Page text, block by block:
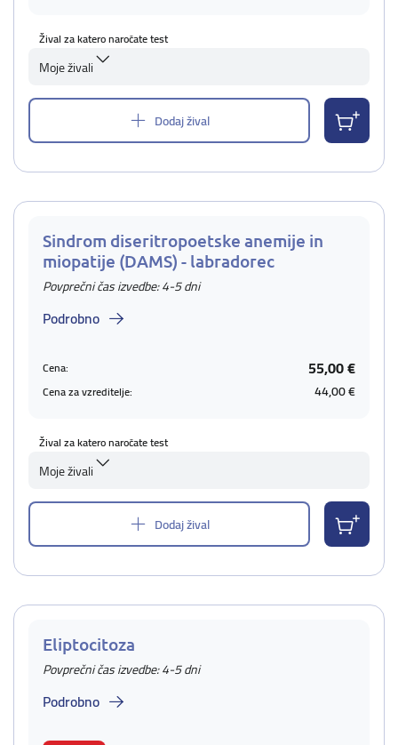
Žival za katero naročate test
Moje živali
Dodaj žival
Sindrom diseritropoetske anemije in
miopatije (DAMS) - labradorec
Povprečni čas izvedbe: 4-5 dni
Podrobno
Cena: 55,00 €
Cena za vzreditelje: 44,00 €
Žival za katero naročate test
Moje živali
Dodaj žival
Eliptocitoza
Povprečni čas izvedbe: 4-5 dni
Podrobno